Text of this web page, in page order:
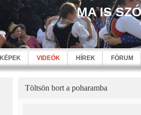
MA IS
KÉPEK VIDEÓK HÍREK FÓRUM
Töltsön bort a poharamba